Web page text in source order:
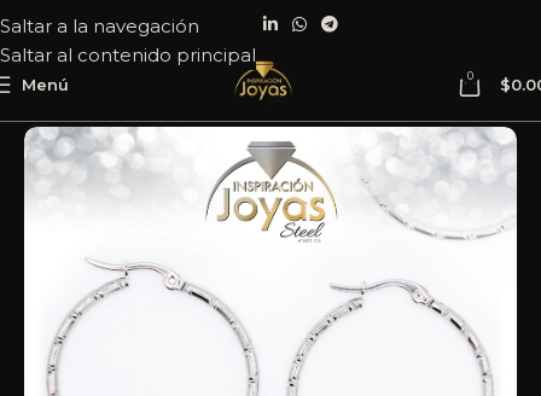
Saltar a la navegación
Saltar al contenido principal
Menú 0 $